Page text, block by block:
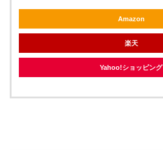
Amazon
楽天
Yahoo!ショッピング